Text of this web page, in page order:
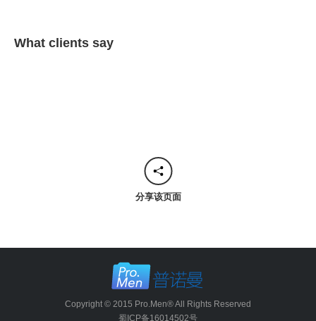
What clients say
分享该页面
Copyright © 2015 Pro.Men® All Rights Reserved
蜀ICP备16014502号